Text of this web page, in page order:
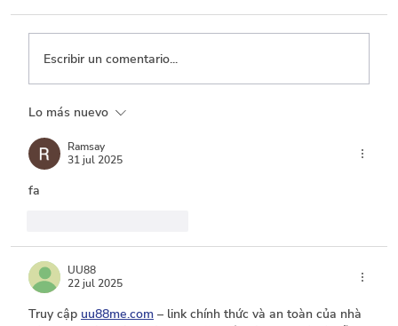
dejan de percibir por beneficios
tributarios
Escribir un comentario...
Lo más nuevo
Ramsay
31 jul 2025
fa
UU88
22 jul 2025
Truy cập uu88me.com – link chính thức và an toàn của nhà